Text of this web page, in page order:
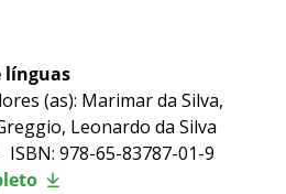
línguas
(as): Marimar da Silva,
Leonardo da Silva
978-65-83787-01-9